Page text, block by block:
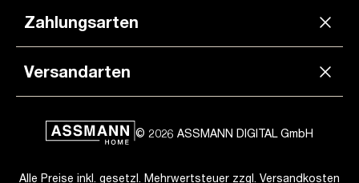
Zahlungsarten
Versandarten
© 2026 ASSMANN DIGITAL GmbH
Alle Preise inkl. gesetzl. Mehrwertsteuer zzgl. Versandkosten